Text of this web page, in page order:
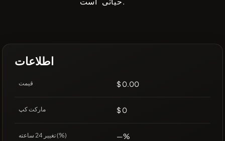
اطلاعات
قیمت $ 0.00
مارکت کپ $ 0
تغییر 24 ساعته (%) —%